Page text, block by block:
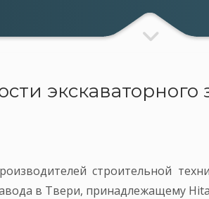
экскаваторного
строительной
в Твери, принадлежащему